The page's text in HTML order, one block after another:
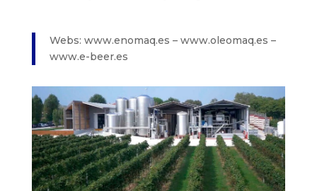
Webs: www.enomaq.es – www.oleomaq.es –
www.e-beer.es